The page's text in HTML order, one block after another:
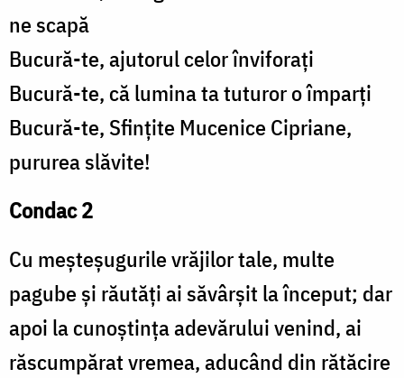
ne scapă
Bucură-te, ajutorul celor înviforați
Bucură-te, că lumina ta tuturor o împarți
Bucură-te, Sfințite Mucenice Cipriane,
pururea slăvite!
Condac 2
Cu meșteșugurile vrăjilor tale, multe
pagube și răutăți ai săvârșit la început; dar
apoi la cunoștința adevărului venind, ai
răscumpărat vremea, aducând din rătăcire